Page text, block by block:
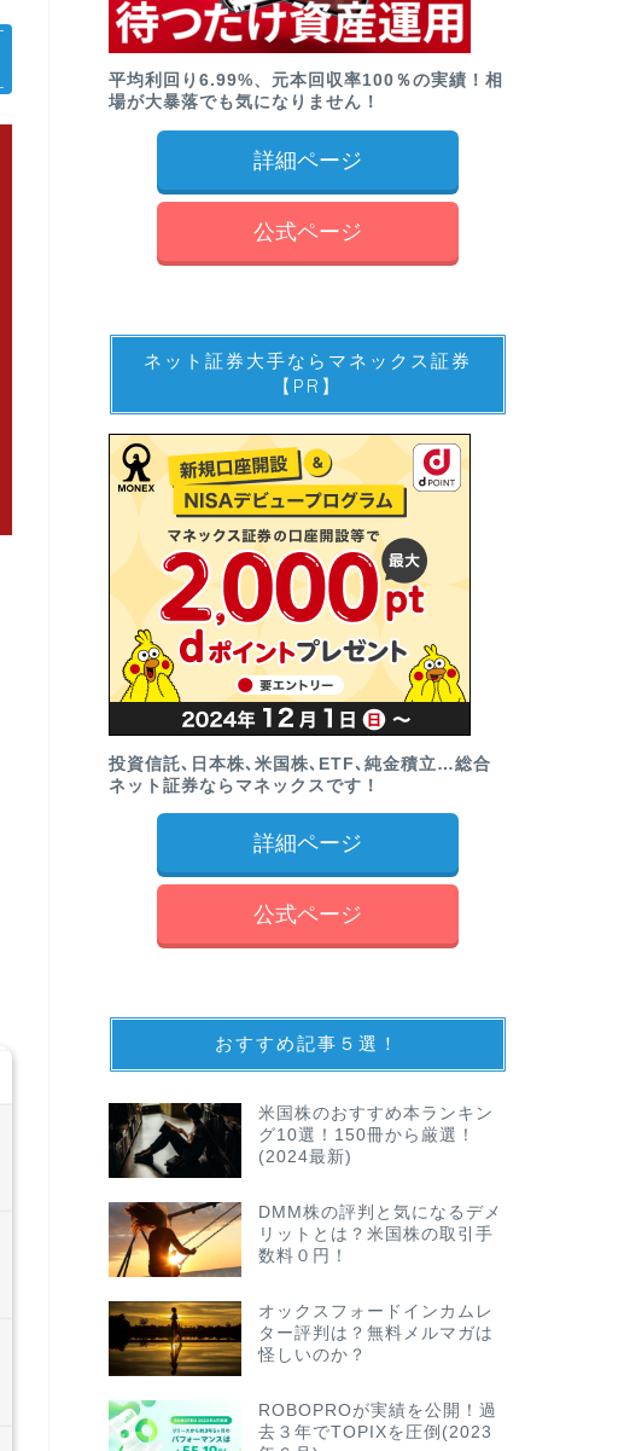
平均利回り6.99%、元本回収率100％の実績！相
場が大暴落でも気になりません！
詳細ページ
公式ページ
ネット証券大手ならマネックス証券
【PR】
投資信託､日本株､米国株､ETF､純金積立…総合
ネット証券ならマネックスです！
詳細ページ
公式ページ
おすすめ記事５選！
米国株のおすすめ本ランキン
グ10選！150冊から厳選！
(2024最新)
DMM株の評判と気になるデメ
リットとは？米国株の取引手
数料０円！
オックスフォードインカムレ
ター評判は？無料メルマガは
怪しいのか？
ROBOPROが実績を公開！過
去３年でTOPIXを圧倒(2023